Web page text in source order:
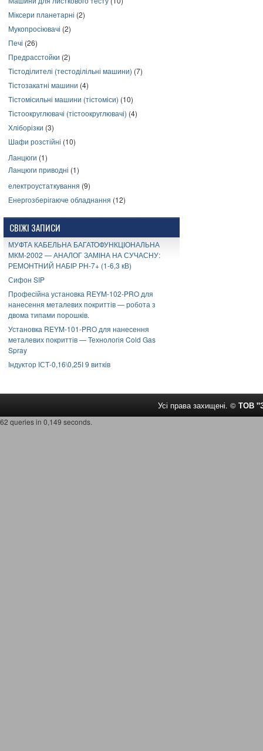
Міксери планетарні (2)
Мукопросіювачі (2)
Печі (26)
Предрасстойки (2)
Тістоділителі (тестоділільні машини) (7)
Тістозакатні машини (4)
Тістомісильні машини (тістоміси) (10)
Тістоокруглювачі (тістоокруглювачі) (4)
Хліборізки (3)
Шафи розстійні (10)
Ланцюги (1)
Ланцюги приводні (1)
електроустаткування (9)
Енергозберігаюче обладнання (12)
СВІЖІ ЗАПИСИ
МУФТА КАБЕЛЬНА БАГАТОФУНКЦІОНАЛЬНА
МКМ-2002 — АНАЛОГ ЗАМІНА НА СУЧАСНУ:
РЕМОНТНИЙ НАБІР РН-7+ (1-6,3 кВ)
Сифон SIP
Професійна установка REYM-102-PRO для
нанесення металевих покриттів — робота з
двома типами порошків.
Установка REYM-101-PRO для нанесення
металевих покриттів — Технологія Cold Gas
Spray
Індуктор ІСТ-0,16\0,25І 9 витків
Усі права захищені. © ТОВ
62 queries in 0,149 seconds.